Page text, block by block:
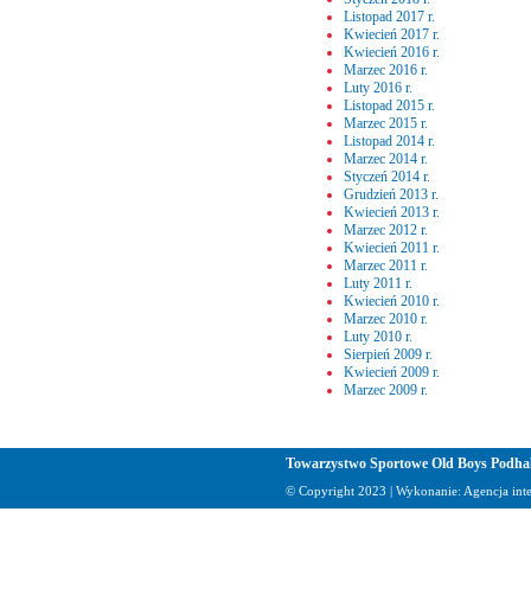
Listopad 2017 r.
Kwiecień 2017 r.
Kwiecień 2016 r.
Marzec 2016 r.
Luty 2016 r.
Listopad 2015 r.
Marzec 2015 r.
Listopad 2014 r.
Marzec 2014 r.
Styczeń 2014 r.
Grudzień 2013 r.
Kwiecień 2013 r.
Marzec 2012 r.
Kwiecień 2011 r.
Marzec 2011 r.
Luty 2011 r.
Kwiecień 2010 r.
Marzec 2010 r.
Luty 2010 r.
Sierpień 2009 r.
Kwiecień 2009 r.
Marzec 2009 r.
Towarzystwo Sportowe Old Boys
© Copyright 2023 | Wykonanie: Agencja